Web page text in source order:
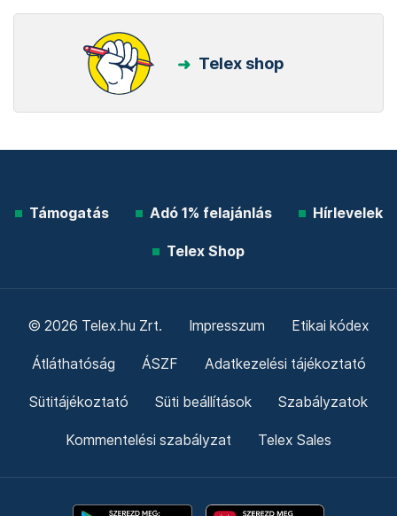
Telex shop
Támogatás Adó 1% felajánlás Hírlevelek
Telex Shop
© 2026 Telex.hu Zrt. Impresszum Etikai kódex
Átláthatóság ÁSZF Adatkezelési tájékoztató
Sütitájékoztató Süti beállítások Szabályzatok
Kommentelési szabályzat Telex Sales